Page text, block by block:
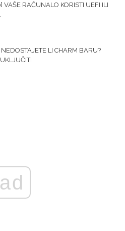
RAČUNALO KORISTI UEFI ILI
LI CHARM BARU?
ad